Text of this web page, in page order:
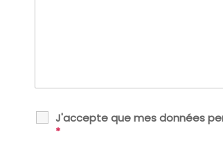
J'accepte que mes données
*